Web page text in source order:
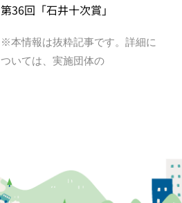
第36回「石井十次賞」
※本情報は抜粋記事です。詳細に
ついては、実施団体の